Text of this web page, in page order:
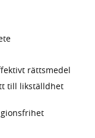
rättsmedel
till likställdhet